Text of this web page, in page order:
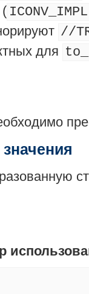
ICONV_IMPL
//
для